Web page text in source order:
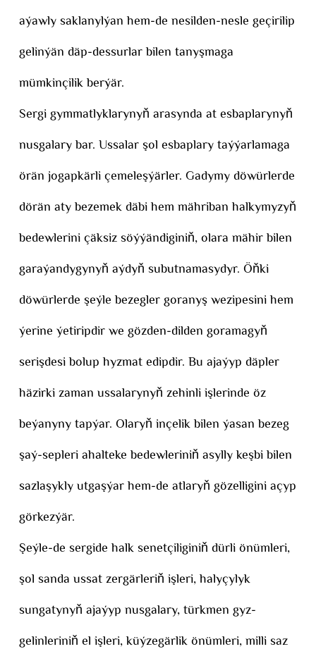
aýawly saklanylýan hem-de nesilden-nesle geçirilip
gelinýän däp-dessurlar bilen tanyşmaga
mümkinçilik berýär.
Sergi gymmatlyklarynyň arasynda at esbaplarynyň
nusgalary bar. Ussalar şol esbaplary taýýarlamaga
örän jogapkärli çemeleşýärler. Gadymy döwürlerde
dörän aty bezemek däbi hem mähriban halkymyzyň
bedewlerini çäksiz söýýändiginiň, olara mähir bilen
garaýandygynyň aýdyň subutnamasydyr. Öňki
döwürlerde şeýle bezegler goranyş wezipesini hem
ýerine ýetiripdir we gözden-dilden goramagyň
serişdesi bolup hyzmat edipdir. Bu ajaýyp däpler
häzirki zaman ussalarynyň zehinli işlerinde öz
beýanyny tapýar. Olaryň inçelik bilen ýasan bezeg
şaý-sepleri ahalteke bedewleriniň asylly keşbi bilen
sazlaşykly utgaşýar hem-de atlaryň gözelligini açyp
görkezýär.
Şeýle-de sergide halk senetçiliginiň dürli önümleri,
şol sanda ussat zergärleriň işleri, halyçylyk
sungatynyň ajaýyp nusgalary, türkmen gyz-
gelinleriniň el işleri, küýzegärlik önümleri, milli saz